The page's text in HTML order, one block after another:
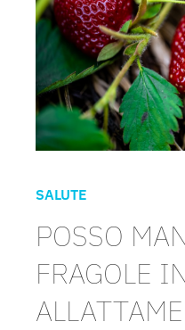
SALUTE
POSSO
FRAGOLE